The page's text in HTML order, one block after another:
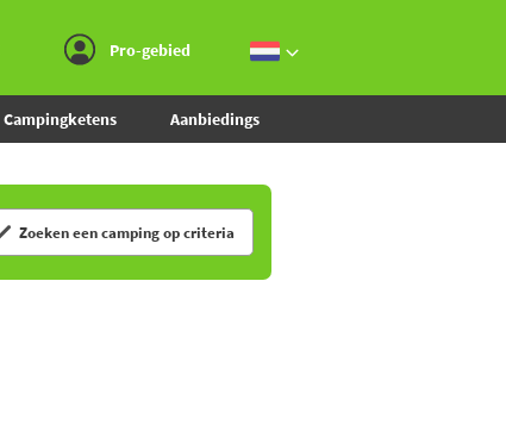
Pro-gebied
Campingketens Aanbiedings
Zoeken een camping op criteria